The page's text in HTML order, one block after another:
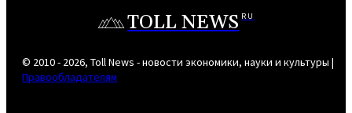
TOLL NEWS RU
© 2010 - 2026, Toll News - новости экономики, науки и культуры |
Правообладателям